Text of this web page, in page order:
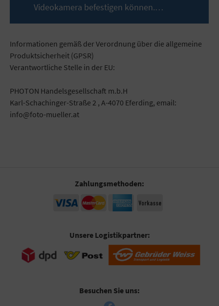
Videokamera befestigen können.…
Informationen gemäß der Verordnung über die allgemeine
Produktsicherheit (GPSR)
Verantwortliche Stelle in der EU:
PHOTON Handelsgesellschaft m.b.H
Karl-Schachinger-Straße 2 , A-4070 Eferding, email:
info@foto-mueller.at
Zahlungsmethoden:
Unsere Logistikpartner:
Besuchen Sie uns: